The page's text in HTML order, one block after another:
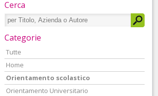
Cerca
Categorie
Tutte
Home
Orientamento scolastico
Orientamento Universitario